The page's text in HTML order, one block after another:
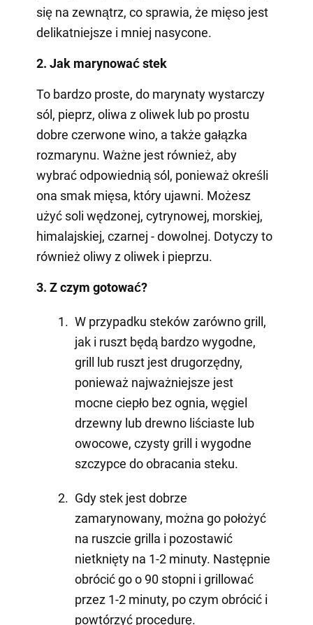
się na zewnątrz, co sprawia, że mięso jest
delikatniejsze i mniej nasycone.
2. Jak marynować stek
To bardzo proste, do marynaty wystarczy
sól, pieprz, oliwa z oliwek lub po prostu
dobre czerwone wino, a także gałązka
rozmarynu. Ważne jest również, aby
wybrać odpowiednią sól, ponieważ określi
ona smak mięsa, który ujawni. Możesz
użyć soli wędzonej, cytrynowej, morskiej,
himalajskiej, czarnej - dowolnej. Dotyczy to
również oliwy z oliwek i pieprzu.
3. Z czym gotować?
W przypadku steków zarówno grill,
jak i ruszt będą bardzo wygodne,
grill lub ruszt jest drugorzędny,
ponieważ najważniejsze jest
mocne ciepło bez ognia, węgiel
drzewny lub drewno liściaste lub
owocowe, czysty grill i wygodne
szczypce do obracania steku.
Gdy stek jest dobrze
zamarynowany, można go położyć
na ruszcie grilla i pozostawić
nietknięty na 1-2 minuty. Następnie
obrócić go o 90 stopni i grillować
przez 1-2 minuty, po czym obrócić i
powtórzyć procedurę.